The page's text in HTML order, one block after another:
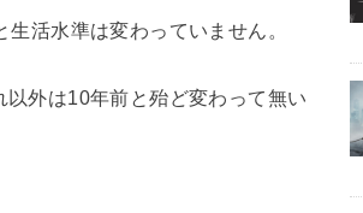
活水準は変わっていません。
外は10年前と殆ど変わって無い